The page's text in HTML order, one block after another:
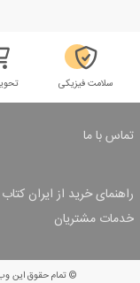
سلامت فیزیکی
تماس با ما
راهنمای خرید از ایران کتاب
ثبت سفارش
شرایط ارسال سفارش
شیوه پرداخت
تخفیف‌های خرید
خدمات مشتریان
© تمام حقوق این